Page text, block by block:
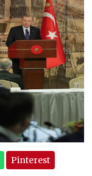
Pinterest